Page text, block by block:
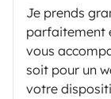
Je prends
parfaitement
vous
soit pour un
votre